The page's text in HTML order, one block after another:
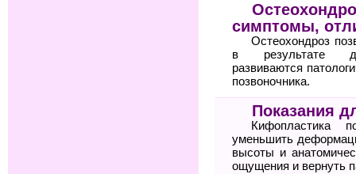
симптомы,
Остеохондроз
в результате
развиваются
позвоночника.
Показания
Кифопластика
уменьшить
высоты и
ощущения и вернуть